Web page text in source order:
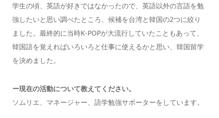
学生の頃、英語が好きではなかったので、英語以外の言語を勉
強したいと思い調べたところ、候補を台湾と韓国の2つに絞り
ました。最終的に当時K-POPが大流行していたこともあって、
韓国語を覚えればいろいろと仕事に使えるかと思い、韓国留学
を決めました。
ー現在の活動について教えてください。
ソムリエ、マネージャー、語学勉強サポーターをしています。